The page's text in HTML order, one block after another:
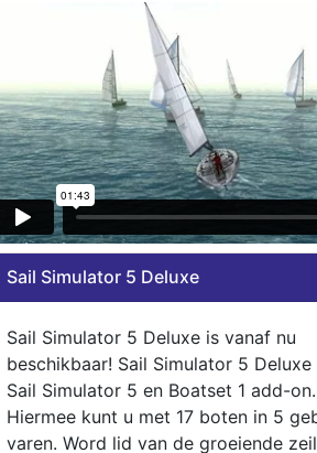
Sail Simulator 5 Deluxe
Sail Simulator 5 Deluxe is vanaf nu
beschikbaar! Sail Simulator 5
Sail Simulator 5 en Boatset 1 add-on.
Hiermee kunt u met 17 boten in 5
varen. Word lid van de groeiende zeil